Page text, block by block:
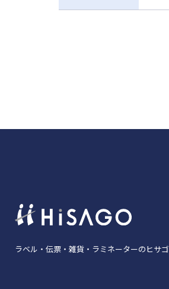
ラベル・伝票・雑貨・ラミネーターのヒサゴ